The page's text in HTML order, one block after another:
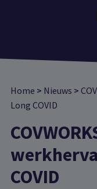
Home > Nieuws >
Long COVID
COVID